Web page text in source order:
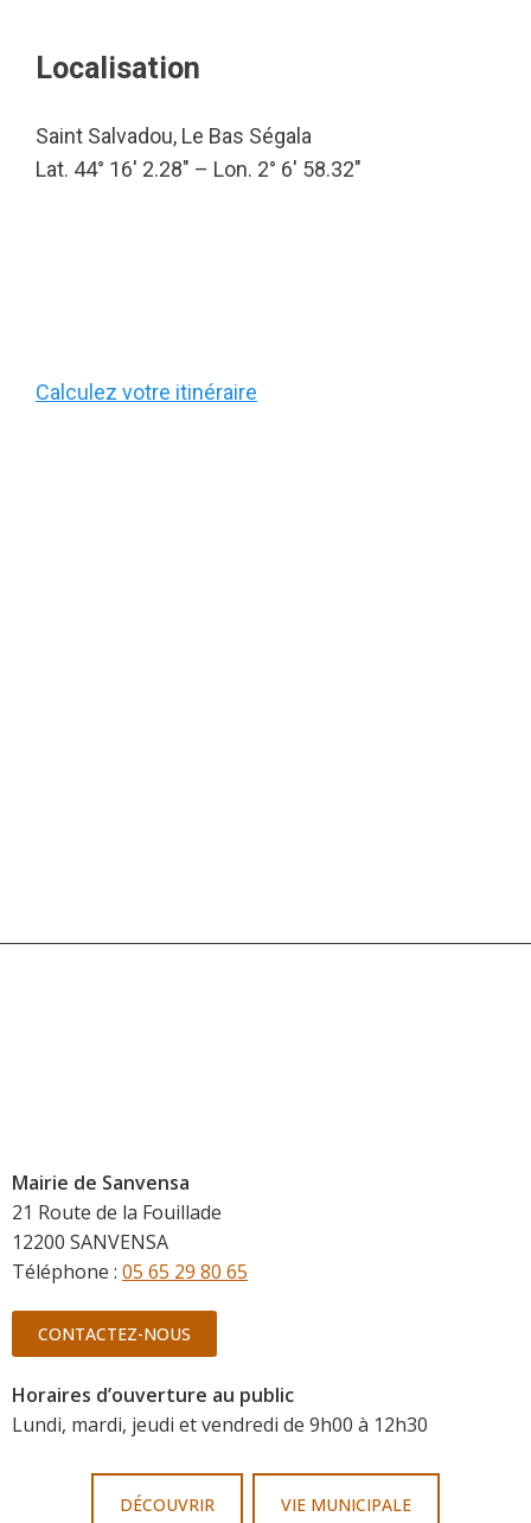
Localisation
Saint Salvadou, Le Bas Ségala
Lat. 44° 16′ 2.28″ – Lon. 2° 6′ 58.32″
Calculez votre itinéraire
Mairie de Sanvensa
21 Route de la Fouillade
12200 SANVENSA
Téléphone : 05 65 29 80 65
CONTACTEZ-NOUS
Horaires d’ouverture au public
Lundi, mardi, jeudi et vendredi de 9h00 à 12h30
DÉCOUVRIR VIE MUNICIPALE